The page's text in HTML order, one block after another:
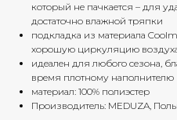
который не пачкается – для
достаточно влажной тряпки
подкладка из материала
хорошую циркуляцию
идеален для любого сезона,
время плотному наполнителю
материал: 100% полиэстер
Производитель: MEDUZA,